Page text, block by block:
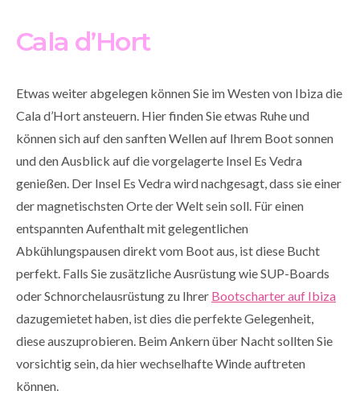
Cala d’Hort
Etwas weiter abgelegen können Sie im Westen von Ibiza die
Cala d’Hort ansteuern. Hier finden Sie etwas Ruhe und
können sich auf den sanften Wellen auf Ihrem Boot sonnen
und den Ausblick auf die vorgelagerte Insel Es Vedra
genießen. Der Insel Es Vedra wird nachgesagt, dass sie einer
der magnetischsten Orte der Welt sein soll. Für einen
entspannten Aufenthalt mit gelegentlichen
Abkühlungspausen direkt vom Boot aus, ist diese Bucht
perfekt. Falls Sie zusätzliche Ausrüstung wie SUP-Boards
oder Schnorchelausrüstung zu Ihrer Bootscharter auf Ibiza
dazugemietet haben, ist dies die perfekte Gelegenheit,
diese auszuprobieren. Beim Ankern über Nacht sollten Sie
vorsichtig sein, da hier wechselhafte Winde auftreten
können.